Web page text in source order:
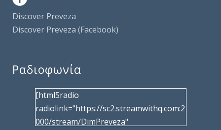
Discover Preveza
Discover Preveza (Facebook)
Ραδιοφωνία
[html5radio
radiolink="https://sc2.streamwithq.com:2
000/stream/DimPreveza"